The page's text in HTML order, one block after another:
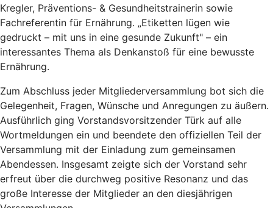
Kregler, Präventions- & Gesundheitstrainerin sowie
Fachreferentin für Ernährung. „Etiketten lügen wie
gedruckt – mit uns in eine gesunde Zukunft" – ein
interessantes Thema als Denkanstoß für eine bewusste
Ernährung.
Zum Abschluss jeder Mitgliederversammlung bot sich die
Gelegenheit, Fragen, Wünsche und Anregungen zu äußern.
Ausführlich ging Vorstandsvorsitzender Türk auf alle
Wortmeldungen ein und beendete den offiziellen Teil der
Versammlung mit der Einladung zum gemeinsamen
Abendessen. Insgesamt zeigte sich der Vorstand sehr
erfreut über die durchweg positive Resonanz und das
große Interesse der Mitglieder an den diesjährigen